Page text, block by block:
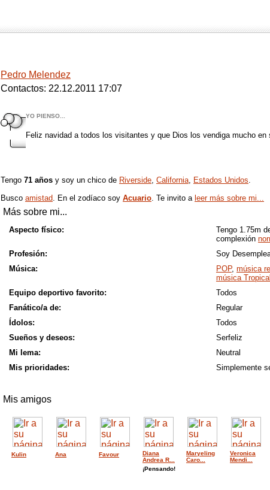
Pedro Melendez
Contactos: 22.12.2011 17:07
YO PIENSO...
Feliz navidad a todos los visitantes y que Dios los vendiga mucho en
Tengo 71 años y soy un chico de Riverside, California, Estados Unidos.
Busco amistad. En el zodíaco soy Acuario. Te invito a leer más sobre mi...
Más sobre mi...
Aspecto físico:
Tengo 1.75m
complexión
Profesión:
Soy
Música:
POP, música
música Tropical
Equipo deportivo favorito:
Todos
Fanático/a de:
Regular
Ídolos:
Todos
Sueños y deseos:
Serfeliz
Mi lema:
Neutral
Mis prioridades:
Simplemente
Mis amigos
Kulin Ana Favour
Diana
Andrea R...
¡Pensando!
Maryeling
Caro...
Veronica
Mendi...